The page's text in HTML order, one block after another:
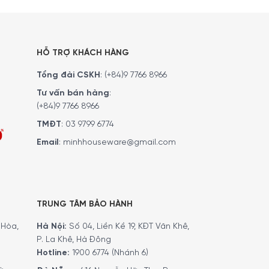
HỖ TRỢ KHÁCH HÀNG
Tổng đài CSKH : (+84)9 7766 8966
Tư vấn bán hàng:
(+84)9 7766 8966
TMĐT: 03 9799 6774
Email : minhhouseware@gmail.com
TRUNG TÂM BẢO HÀNH
Hà Nội: Số 04, Liền Kề 19, KĐT Văn Khê,
P. La Khê, Hà Đông
Hotline: 1900 6774 (Nhánh 6)